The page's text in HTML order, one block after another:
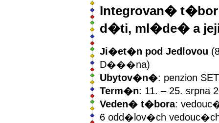
Integrovan�
d�ti, ml�de� a
Ji�et�n pod Jedlovou
D���na)
Ubytov�n�: penzion
Term�n: 11. – 25. srpna
Veden� t�bora:
6 odd�lov�ch